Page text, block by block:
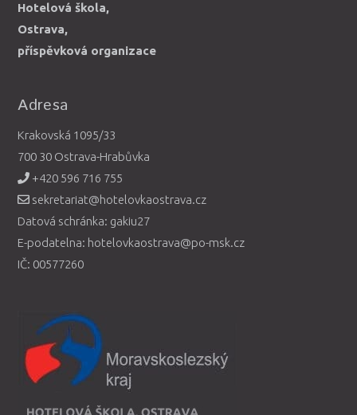
Hotelová škola,
Ostrava,
příspěvková organizace
Adresa
Krakovská 1095/33
700 30 Ostrava-Hrabůvka
+420 596 716 755
sekretariat@hotelovkaostrava.cz
Datová schránka: gakiu27
E-podatelna: hotelovkaostrava@po-msk.cz
IČ: 00577260